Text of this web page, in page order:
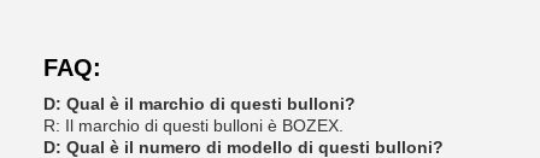
FAQ:
D: Qual è il marchio di questi bulloni?
R: Il marchio di questi bulloni è BOZEX.
D: Qual è il numero di modello di questi bulloni?